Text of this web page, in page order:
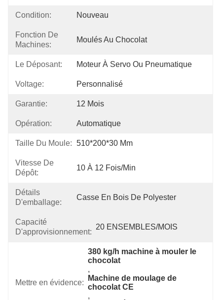
Condition: Nouveau
Fonction De
Machines:
Moulés Au Chocolat
Le Déposant: Moteur À Servo Ou Pneumatique
Voltage: Personnalisé
Garantie: 12 Mois
Opération: Automatique
Taille Du Moule: 510*200*30 Mm
Vitesse De
Dépôt:
10 À 12 Fois/min
Détails
D'emballage:
Casse En Bois De Polyester
Capacité
D'approvisionnement:
20 ENSEMBLES/MOIS
Mettre en évidence:
380 kg/h machine à mouler le
chocolat
,
Machine de moulage de
chocolat CE
,